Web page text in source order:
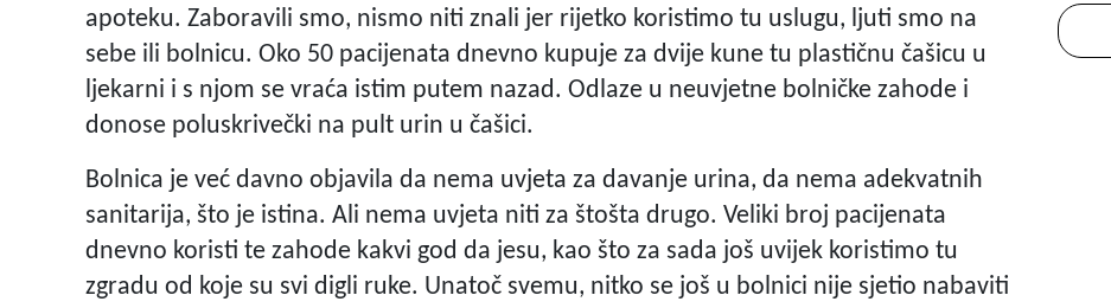
apoteku. Zaboravili smo, nismo niti znali jer rijetko koristimo tu uslugu, ljuti smo na
sebe ili bolnicu. Oko 50 pacijenata dnevno kupuje za dvije kune tu plastičnu čašicu u
ljekarni i s njom se vraća istim putem nazad. Odlaze u neuvjetne bolničke zahode i
donose poluskrivečki na pult urin u čašici.
Bolnica je već davno objavila da nema uvjeta za davanje urina, da nema adekvatnih
sanitarija, što je istina. Ali nema uvjeta niti za štošta drugo. Veliki broj pacijenata
dnevno koristi te zahode kakvi god da jesu, kao što za sada još uvijek koristimo tu
zgradu od koje su svi digli ruke. Unatoč svemu, nitko se još u bolnici nije sjetio nabaviti